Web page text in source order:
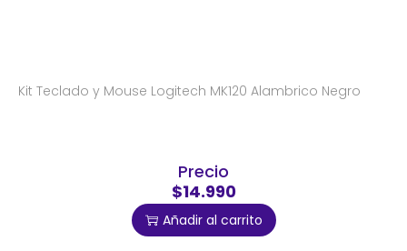
Kit Teclado y Mouse Logitech MK120 Alambrico Negro
Precio
$14.990
Añadir al carrito